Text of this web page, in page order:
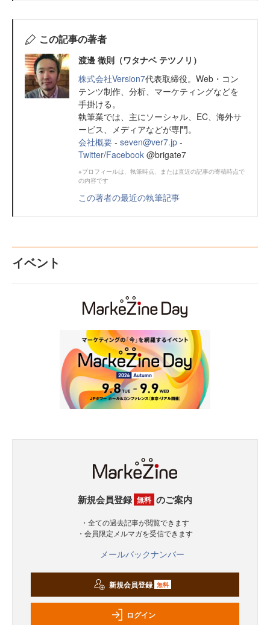
この記事の著者
渡邊 徹則（ワタナベ テツノリ）
株式会社Version7代表取締役。Web・コン
テンツ制作、分析、マーケティングなどを
手掛ける。
執筆業では、主にソーシャル、EC、海外サ
ービス、メディアなどが専門。
会社概要 - seven@ver7.jp -
Twitter/Facebook @brigate7
※プロフィールは、執筆時点、または直近の記事の寄稿時点で
の内容です
この著者の最近の執筆記事
イベント
新規会員登録 無料 のご案内
・全ての過去記事が閲覧できます
・会員限定メルマガを受信できます
メールバックナンバー
新規会員登録 無料
ログイン